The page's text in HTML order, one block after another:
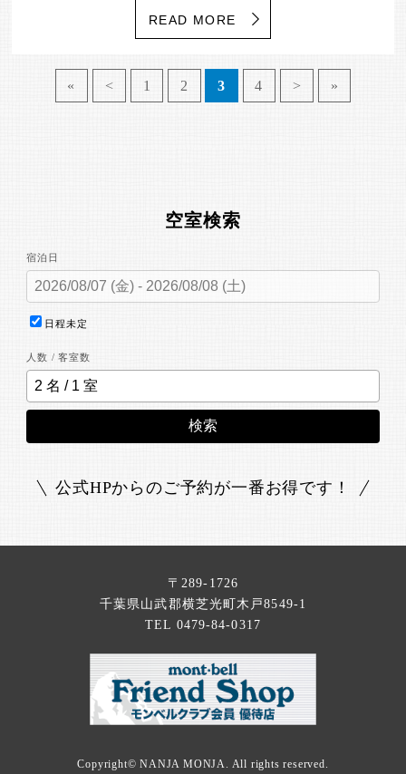
READ MORE
« < 1 2 3 4 > »
空室検索
宿泊日
日程未定
人数 / 客室数
検索
公式HPからのご予約が一番お得です！
〒289-1726
千葉県山武郡横芝光町木戸8549-1
TEL 0479-84-0317
Copyright©NANJA MONJA . All rights reserved.